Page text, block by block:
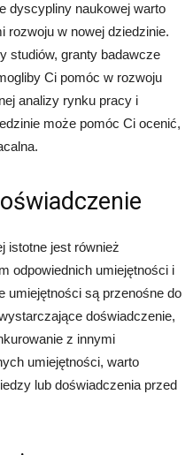
dyscypliny naukowej warto
rozwoju w nowej dziedzinie.
studiów, granty badawcze
Ci pomóc w rozwoju
analizy rynku pracy i
może pomóc Ci ocenić,
istotne jest również
odpowiednich umiejętności i
umiejętności są przenośne do
doświadczenie,
z innymi
umiejętności, warto
lub doświadczenia przed